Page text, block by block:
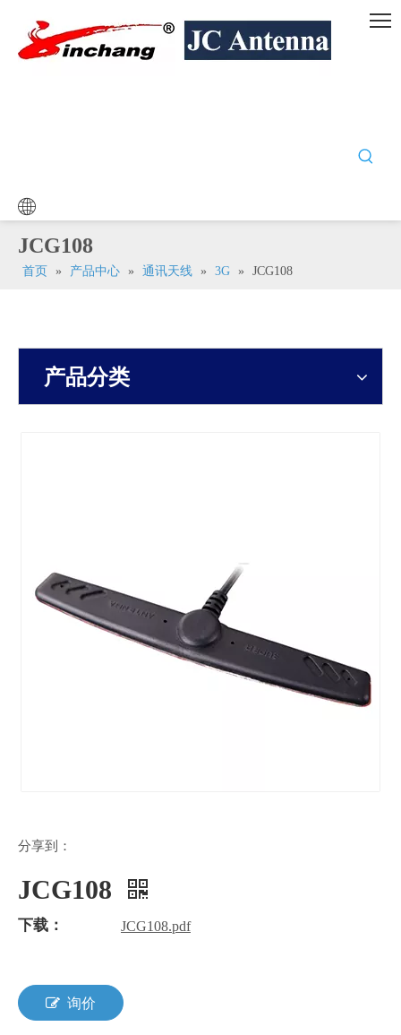
JCG108
首页 » 产品中心 » 通讯天线 » 3G » JCG108
产品分类
分享到：
JCG108
下载： JCG108.pdf
询价